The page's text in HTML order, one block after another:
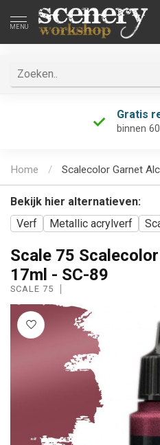
MENU
Gratis
binnen
Home / Scalecolor Garnet
Bekijk hier alternatieven:
Verf
Metallic acrylverf
Scale 75
17ml - SC-89
SCALE 75